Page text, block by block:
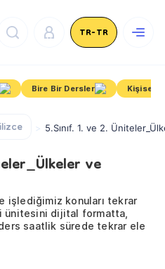
TR-TR
Bire Bir Dersler Kişisel
5.Sınıf. 1. ve 2.
ve
işlediğimiz konuları tekrar
dijital formatta,
saatlik sürede tekrar ele